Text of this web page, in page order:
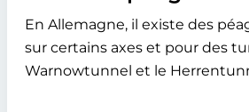
En Allemagne, il existe des
sur certains axes et pour des
Warnowtunnel et le